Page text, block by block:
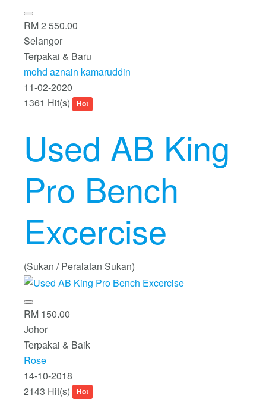
RM 2 550.00
Selangor
Terpakai & Baru
mohd aznain kamaruddin
11-02-2020
1361 Hit(s)
Hot
Used AB King
Pro Bench
Excercise
(Sukan / Peralatan Sukan)
RM 150.00
Johor
Terpakai & Baik
Rose
14-10-2018
2143 Hit(s)
Hot